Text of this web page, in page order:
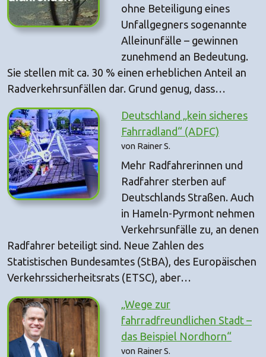
ohne Beteiligung eines
Unfallgegners sogenannte
Alleinunfälle – gewinnen
zunehmend an Bedeutung.
Sie stellen mit ca. 30 % einen erheblichen Anteil an
Radverkehrsunfällen dar. Grund genug, dass…
Deutschland „kein sicheres
Fahrradland“ (ADFC)
von Rainer S.
Mehr Radfahrerinnen und
Radfahrer sterben auf
Deutschlands Straßen. Auch
in Hameln-Pyrmont nehmen
Verkehrsunfälle zu, an denen
Radfahrer beteiligt sind. Neue Zahlen des
Statistischen Bundesamtes (StBA), des Europäischen
Verkehrssicherheitsrats (ETSC), aber…
„Wege zur
fahrradfreundlichen Stadt –
das Beispiel Nordhorn“
von Rainer S.